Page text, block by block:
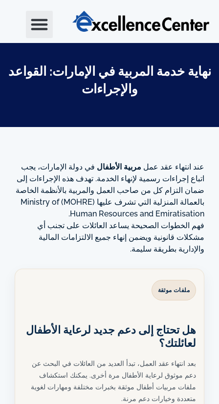
المحتوى
نهاية خدمة المربية في الإمارات: القواعد
والإجراءات
عند انتهاء عقد عمل مربية الأطفال في دولة الإمارات، يجب
اتباع إجراءات رسمية لإنهاء الخدمة. تهدف هذه الإجراءات إلى
ضمان التزام كل من صاحب العمل والمربية بالأنظمة الخاصة
بالعمالة المنزلية التي تشرف عليها (MOHRE)
Ministry of
Human Resources and Emiratisation
.
فهم الخطوات الصحيحة يساعد العائلات على تجنب أي
مشكلات قانونية ويضمن إنهاء جميع الالتزامات المالية
والإدارية بطريقة سليمة.
ملفات موثقة
هل تحتاج إلى دعم جديد لرعاية الأطفال
لعائلتك؟
بعد انتهاء عقد العمل، تبدأ العديد من العائلات في البحث عن
دعم موثوق لرعاية الأطفال مرة أخرى. يمكنك استكشاف
ملفات مربيات أطفال موثقة بخبرات مختلفة ومهارات لغوية
متعددة وخيارات دعم مرنة.